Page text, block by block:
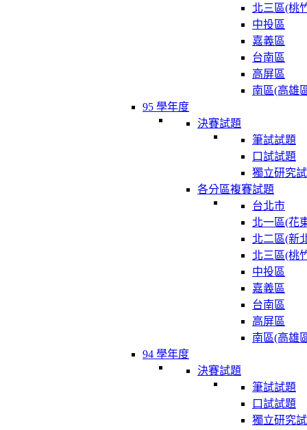
北三區(桃
中投區
嘉義區
台南區
高屏區
南區(高雄
95 學年度
決賽試題
筆試試題
口試試題
獨立研究
各分區複賽試題
台北市
北一區(花
北二區(新
北三區(桃
中投區
嘉義區
台南區
高屏區
南區(高雄
94 學年度
決賽試題
筆試試題
口試試題
獨立研究